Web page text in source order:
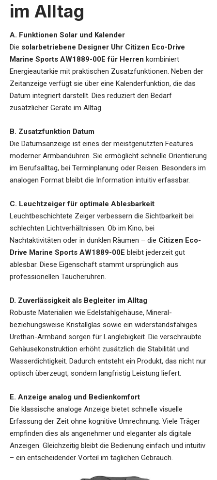
im Alltag
A. Funktionen Solar und Kalender
Die solarbetriebene Designer Uhr Citizen Eco-Drive
Marine Sports AW1889-00E für Herren kombiniert
Energieautarkie mit praktischen Zusatzfunktionen. Neben der
Zeitanzeige verfügt sie über eine Kalenderfunktion, die das
Datum integriert darstellt. Dies reduziert den Bedarf
zusätzlicher Geräte im Alltag.
B. Zusatzfunktion Datum
Die Datumsanzeige ist eines der meistgenutzten Features
moderner Armbanduhren. Sie ermöglicht schnelle Orientierung
im Berufsalltag, bei Terminplanung oder Reisen. Besonders im
analogen Format bleibt die Information intuitiv erfassbar.
C. Leuchtzeiger für optimale Ablesbarkeit
Leuchtbeschichtete Zeiger verbessern die Sichtbarkeit bei
schlechten Lichtverhältnissen. Ob im Kino, bei
Nachtaktivitäten oder in dunklen Räumen – die Citizen Eco-
Drive Marine Sports AW1889-00E bleibt jederzeit gut
ablesbar. Diese Eigenschaft stammt ursprünglich aus
professionellen Taucheruhren.
D. Zuverlässigkeit als Begleiter im Alltag
Robuste Materialien wie Edelstahlgehäuse, Mineral-
beziehungsweise Kristallglas sowie ein widerstandsfähiges
Urethan-Armband sorgen für Langlebigkeit. Die verschraubte
Gehäusekonstruktion erhöht zusätzlich die Stabilität und
Wasserdichtigkeit. Dadurch entsteht ein Produkt, das nicht nur
optisch überzeugt, sondern langfristig Leistung liefert.
E. Anzeige analog und Bedienkomfort
Die klassische analoge Anzeige bietet schnelle visuelle
Erfassung der Zeit ohne kognitive Umrechnung. Viele Träger
empfinden dies als angenehmer und eleganter als digitale
Anzeigen. Gleichzeitig bleibt die Bedienung einfach und intuitiv
– ein entscheidender Vorteil im täglichen Gebrauch.